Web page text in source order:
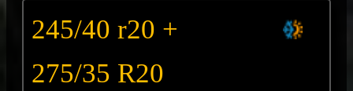
245/40 r20 +
275/35 R20